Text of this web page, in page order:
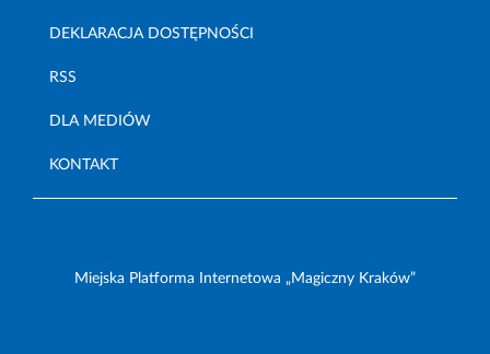
DEKLARACJA DOSTĘPNOŚCI
RSS
DLA MEDIÓW
KONTAKT
Miejska Platforma Internetowa „Magiczny Kraków”